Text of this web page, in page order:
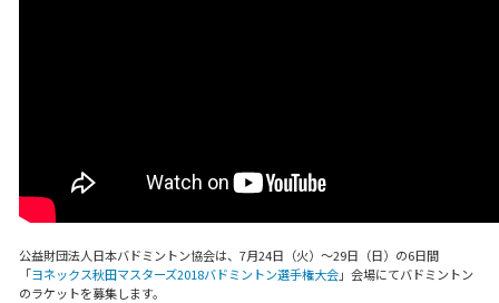
公益財団法人日本バドミントン協会は、7月24日（火）〜29日（日）の6日間
「ヨネックス秋田マスターズ2018バドミントン選手権大会」会場にてバドミントン
のラケットを募集します。